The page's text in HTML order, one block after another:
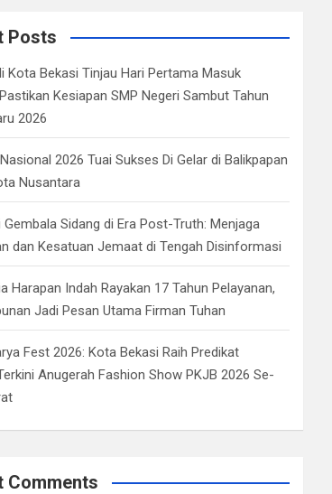
Posts
Kota Bekasi Tinjau Hari Pertama Masuk
Kesiapan SMP Negeri Sambut Tahun
2026
2026 Tuai Sukses Di Gelar di Balikpapan
Nusantara
Gembala Sidang di Era Post-Truth: Menjaga
dan Kesatuan Jemaat di Tengah Disinformasi
Harapan Indah Rayakan 17 Tahun Pelayanan,
Jadi Pesan Utama Firman Tuhan
Fest 2026: Kota Bekasi Raih Predikat
Anugerah Fashion Show PKJB 2026 Se-
Comments